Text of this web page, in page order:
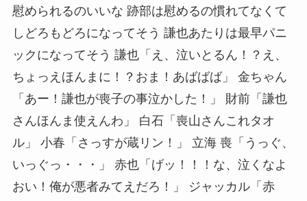
慰められるのいいな 跡部は慰めるの慣れてなくて
しどろもどろになってそう 謙也あたりは最早パニ
ックになってそう 謙也「え、泣いとるん！？え、
ちょっえほんまに！？おま！あばばば」 金ちゃん
「あー！謙也が喪子の事泣かした！」 財前「謙也
さんほんま使えんわ」 白石「喪山さんこれタオ
ル」 小春「さっすが蔵リン！」 立海 喪「うっぐ、
いっぐっ・・・」 赤也「げッ！！！な、泣くなよ
おい！俺が悪者みてえだろ！」 ジャッカル「赤